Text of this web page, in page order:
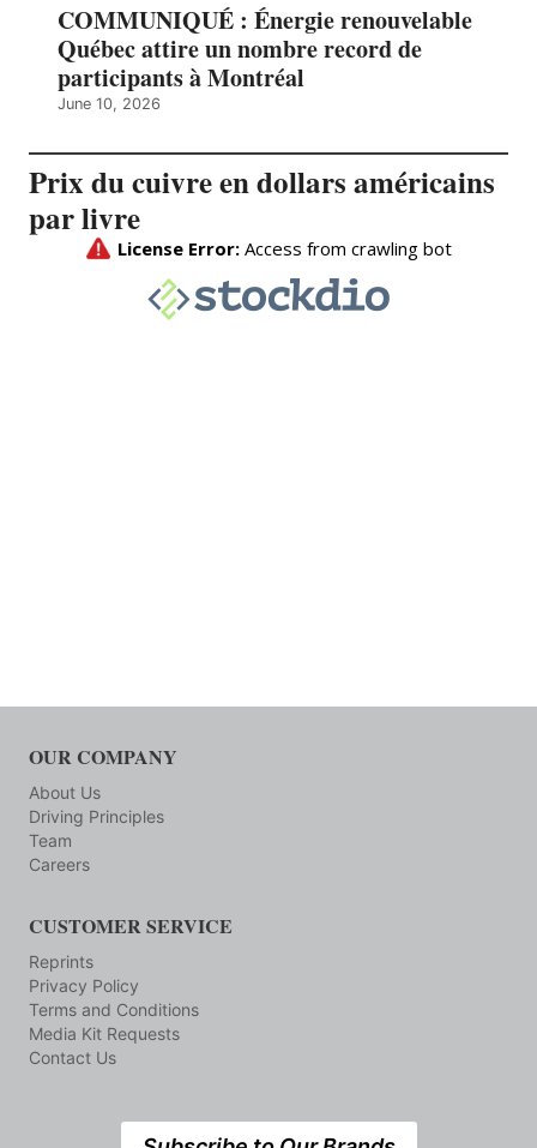
COMMUNIQUÉ : Énergie renouvelable
Québec attire un nombre record de
participants à Montréal
June 10, 2026
Prix du cuivre en dollars américains
par livre
OUR COMPANY
About Us
Driving Principles
Team
Careers
CUSTOMER SERVICE
Reprints
Privacy Policy
Terms and Conditions
Media Kit Requests
Contact Us